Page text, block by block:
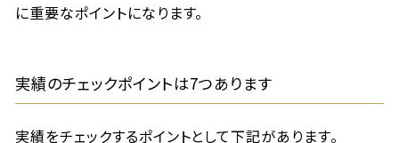
に重要なポイントになります。
実績のチェックポイントは7つあります
実績をチェックするポイントとして下記があります。